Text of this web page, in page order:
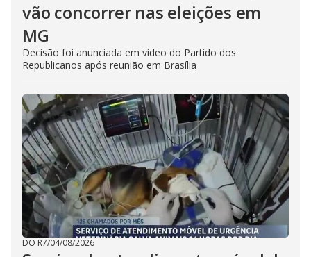
vão concorrer nas eleições em
MG
Decisão foi anunciada em vídeo do Partido dos
Republicanos após reunião em Brasília
DO R7/04/08/2026